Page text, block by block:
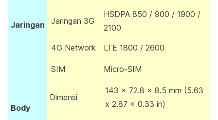
Jaringan Jaringan 3G
HSDPA 850 / 900 / 1900 /
2100
4G Network LTE 1800 / 2600
SIM Micro-SIM
Body
Dimensi
143 x 72.8 x 8.5 mm (5.63
x 2.87 x 0.33 in)